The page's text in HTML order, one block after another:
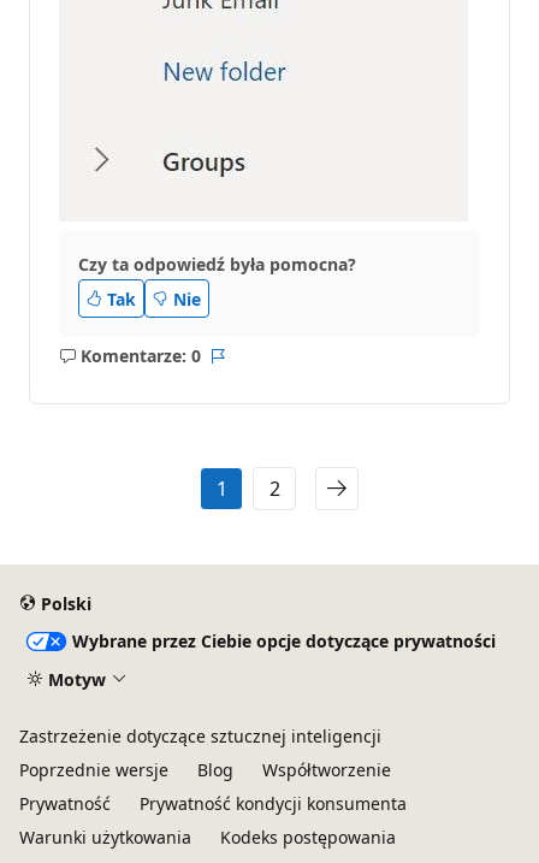
Czy ta odpowiedź była pomocna?
Tak
Nie
Komentarze: 0
Brak
1 2
Polski
Wybrane przez Ciebie opcje dotyczące prywatności
Motyw
Zastrzeżenie dotyczące sztucznej inteligencji
Poprzednie wersje
Blog
Współtworzenie
Prywatność
Prywatność kondycji konsumenta
Warunki użytkowania
Kodeks postępowania